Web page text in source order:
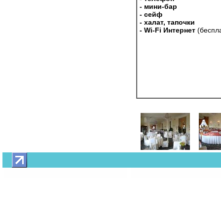
- мини-бар
- сейф
- халат, тапочки
- Wi-Fi Интернет